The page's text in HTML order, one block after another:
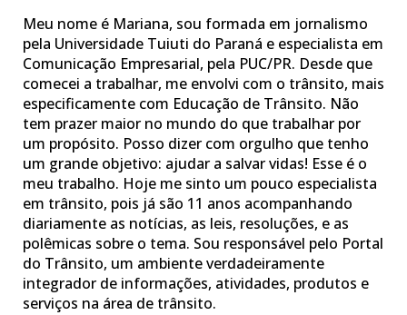
Meu nome é Mariana, sou formada em jornalismo
pela Universidade Tuiuti do Paraná e especialista em
Comunicação Empresarial, pela PUC/PR. Desde que
comecei a trabalhar, me envolvi com o trânsito, mais
especificamente com Educação de Trânsito. Não
tem prazer maior no mundo do que trabalhar por
um propósito. Posso dizer com orgulho que tenho
um grande objetivo: ajudar a salvar vidas! Esse é o
meu trabalho. Hoje me sinto um pouco especialista
em trânsito, pois já são 11 anos acompanhando
diariamente as notícias, as leis, resoluções, e as
polêmicas sobre o tema. Sou responsável pelo Portal
do Trânsito, um ambiente verdadeiramente
integrador de informações, atividades, produtos e
serviços na área de trânsito.